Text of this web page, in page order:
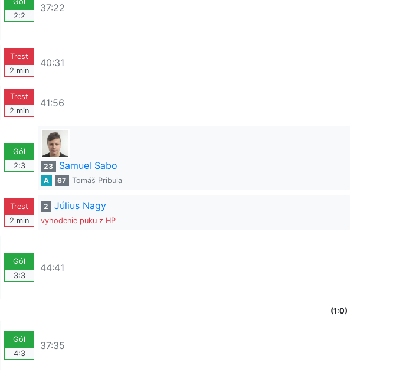
2:2
37:22
Trest
2 min
40:31
Trest
2 min
41:56
Gól
2:3
23 Samuel Sabo
A 67 Tomáš Pribula
Trest
2 min
2 Július Nagy
vyhodenie puku z HP
Gól
3:3
44:41
(1:0)
Gól
4:3
37:35